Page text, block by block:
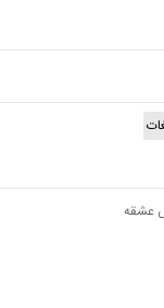
عشقه